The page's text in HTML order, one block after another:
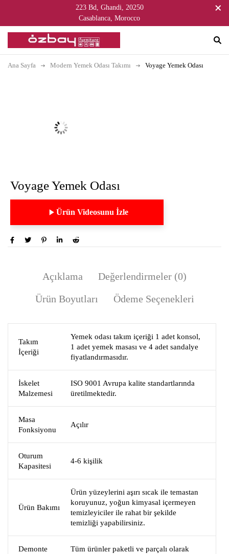
223 Bd, Ghandi, 20250
Casablanca, Morocco
Ana Sayfa Modern Yemek Odası Takımı Voyage Yemek Odası
Voyage Yemek Odası
Ürün Videosunu İzle
Açıklama
Değerlendirmeler (0)
Ürün Boyutları
Ödeme Seçenekleri
Takım
İçeriği
Yemek odası takım içeriği 1 adet konsol,
1 adet yemek masası ve 4 adet sandalye
fiyatlandırmasıdır.
İskelet
Malzemesi
ISO 9001 Avrupa kalite standartlarında
üretilmektedir.
Masa
Fonksiyonu
Açılır
Oturum
Kapasitesi
4-6 kişilik
Ürün Bakımı
Ürün yüzeylerini aşırı sıcak ile temastan
koruyunuz, yoğun kimyasal içermeyen
temizleyiciler ile rahat bir şekilde
temizliği yapabilirsiniz.
Demonte
Tüm ürünler paketli ve parçalı olarak